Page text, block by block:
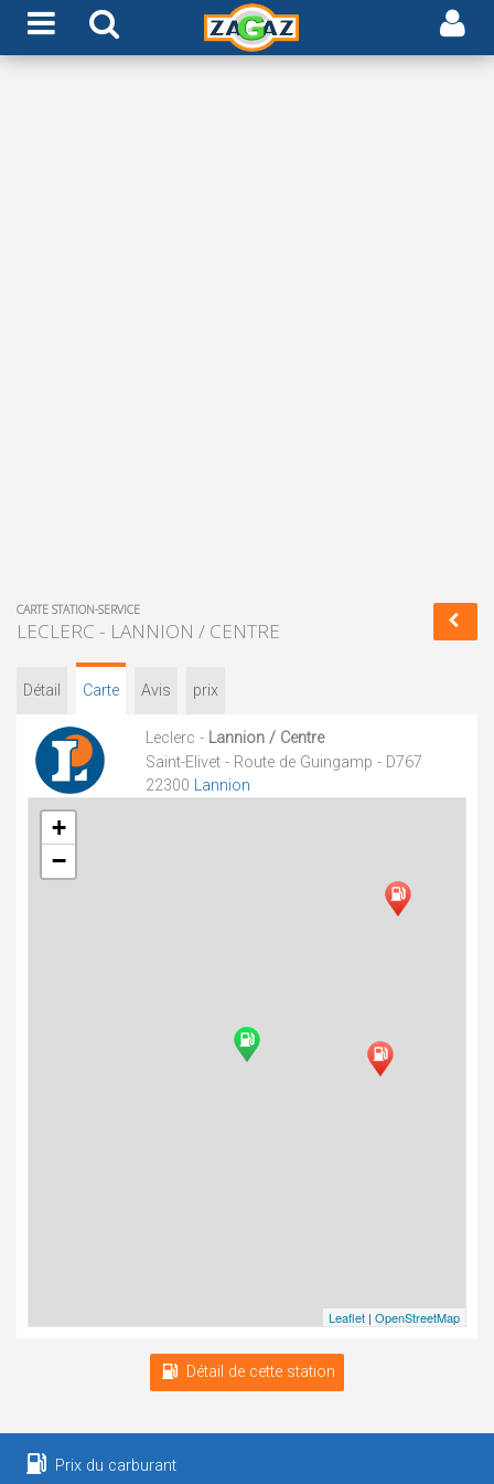
CARTE STATION-SERVICE
LECLERC - LANNION / CENTRE
Détail Carte Avis prix
Leclerc - Lannion / Centre
Saint-Elivet - Route de Guingamp - D767
22300 Lannion
+
−
Leaflet | OpenStreetMap
Détail de cette station
Prix du carburant